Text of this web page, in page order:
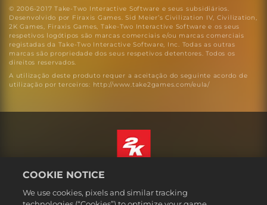
© 2006-2017 Take-Two Interactive Software e seus subsidiários.
Desenvolvido por Firaxis Games. Sid Meier’s Civilization IV, Civilization,
2K Games, Firaxis Games, Take-Two Interactive Software e os seus
respetivos logótipos são marcas comerciais e/ou marcas comerciais
registadas da Take-Two Interactive Software, Inc. Todas as outras
marcas são propriedade dos seus respetivos detentores. Todos os
direitos reservados.
A utilização deste produto requer a aceitação do seguinte acordo de
utilização por terceiros: http://www.take2games.com/eula/
Informação jurídica
COOKIE NOTICE
We use cookies, pixels and similar tracking